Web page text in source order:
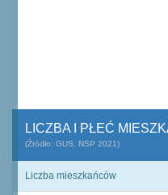
LICZBA I PŁEĆ
(Źródło: GUS, NSP 2021)
Liczba mieszkańców